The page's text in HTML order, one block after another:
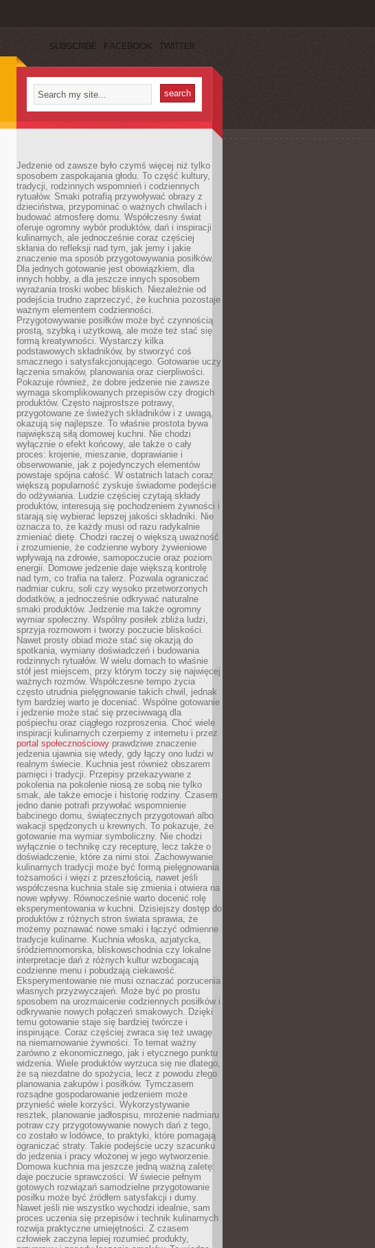
SUBSCRIBE FACEBOOK TWITTER
Jedzenie od zawsze było czymś więcej niż tylko
sposobem zaspokajania głodu. To część kultury,
tradycji, rodzinnych wspomnień i codziennych
rytuałów. Smaki potrafią przywoływać obrazy z
dzieciństwa, przypominać o ważnych chwilach i
budować atmosferę domu. Współczesny świat
oferuje ogromny wybór produktów, dań i inspiracji
kulinarnych, ale jednocześnie coraz częściej
skłania do refleksji nad tym, jak jemy i jakie
znaczenie ma sposób przygotowywania posiłków.
Dla jednych gotowanie jest obowiązkiem, dla
innych hobby, a dla jeszcze innych sposobem
wyrażania troski wobec bliskich. Niezależnie od
podejścia trudno zaprzeczyć, że kuchnia pozostaje
ważnym elementem codzienności.
Przygotowywanie posiłków może być czynnością
prostą, szybką i użytkową, ale może też stać się
formą kreatywności. Wystarczy kilka
podstawowych składników, by stworzyć coś
smacznego i satysfakcjonującego. Gotowanie uczy
łączenia smaków, planowania oraz cierpliwości.
Pokazuje również, że dobre jedzenie nie zawsze
wymaga skomplikowanych przepisów czy drogich
produktów. Często najprostsze potrawy,
przygotowane ze świeżych składników i z uwagą,
okazują się najlepsze. To właśnie prostota bywa
największą siłą domowej kuchni. Nie chodzi
wyłącznie o efekt końcowy, ale także o cały
proces: krojenie, mieszanie, doprawianie i
obserwowanie, jak z pojedynczych elementów
powstaje spójna całość. W ostatnich latach coraz
większą popularność zyskuje świadome podejście
do odżywiania. Ludzie częściej czytają składy
produktów, interesują się pochodzeniem żywności i
starają się wybierać lepszej jakości składniki. Nie
oznacza to, że każdy musi od razu radykalnie
zmieniać dietę. Chodzi raczej o większą uważność
i zrozumienie, że codzienne wybory żywieniowe
wpływają na zdrowie, samopoczucie oraz poziom
energii. Domowe jedzenie daje większą kontrolę
nad tym, co trafia na talerz. Pozwala ograniczać
nadmiar cukru, soli czy wysoko przetworzonych
dodatków, a jednocześnie odkrywać naturalne
smaki produktów. Jedzenie ma także ogromny
wymiar społeczny. Wspólny posiłek zbliża ludzi,
sprzyja rozmowom i tworzy poczucie bliskości.
Nawet prosty obiad może stać się okazją do
spotkania, wymiany doświadczeń i budowania
rodzinnych rytuałów. W wielu domach to właśnie
stół jest miejscem, przy którym toczy się najwięcej
ważnych rozmów. Współczesne tempo życia
często utrudnia pielęgnowanie takich chwil, jednak
tym bardziej warto je doceniać. Wspólne gotowanie
i jedzenie może stać się przeciwwagą dla
pośpiechu oraz ciągłego rozproszenia. Choć wiele
inspiracji kulinarnych czerpiemy z internetu i przez
portal społecznościowy prawdziwe znaczenie
jedzenia ujawnia się wtedy, gdy łączy ono ludzi w
realnym świecie. Kuchnia jest również obszarem
pamięci i tradycji. Przepisy przekazywane z
pokolenia na pokolenie niosą ze sobą nie tylko
smak, ale także emocje i historię rodziny. Czasem
jedno danie potrafi przywołać wspomnienie
babcinego domu, świątecznych przygotowań albo
wakacji spędzonych u krewnych. To pokazuje, że
gotowanie ma wymiar symboliczny. Nie chodzi
wyłącznie o technikę czy recepturę, lecz także o
doświadczenie, które za nimi stoi. Zachowywanie
kulinarnych tradycji może być formą pielęgnowania
tożsamości i więzi z przeszłością, nawet jeśli
współczesna kuchnia stale się zmienia i otwiera na
nowe wpływy. Równocześnie warto docenić rolę
eksperymentowania w kuchni. Dzisiejszy dostęp do
produktów z różnych stron świata sprawia, że
możemy poznawać nowe smaki i łączyć odmienne
tradycje kulinarne. Kuchnia włoska, azjatycka,
śródziemnomorska, bliskowschodnia czy lokalne
interpretacje dań z różnych kultur wzbogacają
codzienne menu i pobudzają ciekawość.
Eksperymentowanie nie musi oznaczać porzucenia
własnych przyzwyczajeń. Może być po prostu
sposobem na urozmaicenie codziennych posiłków i
odkrywanie nowych połączeń smakowych. Dzięki
temu gotowanie staje się bardziej twórcze i
inspirujące. Coraz częściej zwraca się też uwagę
na niemarnowanie żywności. To temat ważny
zarówno z ekonomicznego, jak i etycznego punktu
widzenia. Wiele produktów wyrzuca się nie dlatego,
że są niezdatne do spożycia, lecz z powodu złego
planowania zakupów i posiłków. Tymczasem
rozsądne gospodarowanie jedzeniem może
przynieść wiele korzyści. Wykorzystywanie
resztek, planowanie jadłospisu, mrożenie nadmiaru
potraw czy przygotowywanie nowych dań z tego,
co zostało w lodówce, to praktyki, które pomagają
ograniczać straty. Takie podejście uczy szacunku
do jedzenia i pracy włożonej w jego wytworzenie.
Domowa kuchnia ma jeszcze jedną ważną zaletę:
daje poczucie sprawczości. W świecie pełnym
gotowych rozwiązań samodzielne przygotowanie
posiłku może być źródłem satysfakcji i dumy.
Nawet jeśli nie wszystko wychodzi idealnie, sam
proces uczenia się przepisów i technik kulinarnych
rozwija praktyczne umiejętności. Z czasem
człowiek zaczyna lepiej rozumieć produkty,